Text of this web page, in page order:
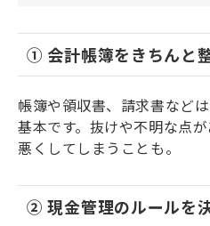
① 会計帳簿をきちんと
帳簿や領収書、請求書など
基本です。抜けや不明な点
悪くしてしまうことも。
② 現金管理のルールを